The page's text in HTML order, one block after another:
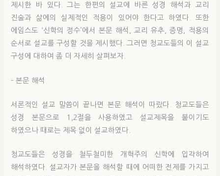
제시한 바 있다. 그는 한편의 설교에 바른 성경 해석과 교리
진술과 삶에의 실제적인 적용이 있어야 한다고 하였다. 또한
에임스도 ‘신학의 정수’에서 본문 해석, 교리 유추, 증명, 적용의
순서로 설교를 구성할 것을 제시했다. 그러면 청교도들의 이 설교
구성에 대하여 좀 더 자세히 살펴보자.
– 본문 해석
서론적인 설교 말씀이 끝나면 본문 해석이 따랐다. 청교도들은
성경 본문으로 1,2절을 사용하였고 설교제목을 붙이기도
하였으나 때로는 제목 없이 설교하였다.
청교도들은 성경을 철두철미한 개혁주의 신학에 입각하여
해석하였다. 설교자가 본문을 해석할 때에 어떠한 전제를 가지고